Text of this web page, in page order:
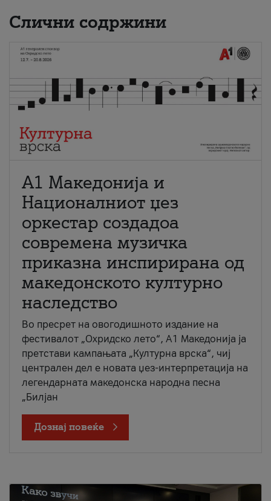
Слични содржини
А1 Македонија и
Националниот џез
оркестар создадоа
современа музичка
приказна инспирирана од
македонското културно
наследство
Во пресрет на овогодишното издание на
фестивалот „Охридско лето“, А1 Македонија ја
претстави кампањата „Културна врска“, чиј
централен дел е новата џез-интерпретација на
легендарната македонска народна песна
„Билјан
Дознај повеќе